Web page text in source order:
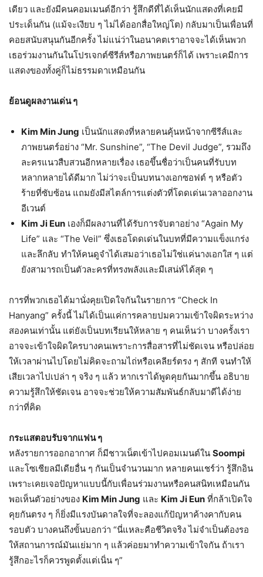
เดียว และยังมีคนคอมเมนต์อีกว่า รู้สึกดีที่ได้เห็นนักแสดงที่เคยมี
ประเด็นกัน (แม้จะเงียบ ๆ ไม่ได้ออกสื่อใหญ่โต) กลับมาเป็นเพื่อนที่
คอยสนับสนุนกันอีกครั้ง ไม่แน่ว่าในอนาคตเราอาจจะได้เห็นพวก
เธอร่วมงานกันในโปรเจกต์ซีรีส์หรือภาพยนตร์ก็ได้ เพราะเคมีการ
แสดงของทั้งคู่ก็ไม่ธรรมดาเหมือนกัน
ย้อนดูผลงานเด่น ๆ
Kim Min Jung เป็นนักแสดงที่หลายคนคุ้นหน้าจากซีรีส์และ
ภาพยนตร์อย่าง “Mr. Sunshine”, “The Devil Judge”, รวมถึง
ละครแนวสืบสวนอีกหลายเรื่อง เธอขึ้นชื่อว่าเป็นคนที่รับบท
หลากหลายได้ดีมาก ไม่ว่าจะเป็นบทนางเอกซอฟต์ ๆ หรือตัว
ร้ายที่ซับซ้อน แถมยังมีสไตล์การแต่งตัวที่โดดเด่นเวลาออกงาน
อีเวนต์
Kim Ji Eun เองก็มีผลงานที่ได้รับการจับตาอย่าง “Again My
Life” และ “The Veil” ซึ่งเธอโดดเด่นในบทที่มีความแข็งแกร่ง
และลึกลับ ทำให้คนดูจำได้เสมอว่าเธอไม่ใช่แค่นางเอกใส ๆ แต่
ยังสามารถเป็นตัวละครที่ทรงพลังและมีเสน่ห์ได้สุด ๆ
การที่พวกเธอได้มานั่งคุยเปิดใจกันในรายการ “Check In
Hanyang” ครั้งนี้ ไม่ได้เป็นแค่การคลายปมความเข้าใจผิดระหว่าง
สองคนเท่านั้น แต่ยังเป็นบทเรียนให้หลาย ๆ คนเห็นว่า บางครั้งเรา
อาจจะเข้าใจผิดใครบางคนเพราะการสื่อสารที่ไม่ชัดเจน หรือปล่อย
ให้เวลาผ่านไปโดยไม่คิดจะถามไถ่หรือเคลียร์ตรง ๆ สักที จนทำให้
เสียเวลาไปเปล่า ๆ จริง ๆ แล้ว หากเราได้พูดคุยกันมากขึ้น อธิบาย
ความรู้สึกให้ชัดเจน อาจจะช่วยให้ความสัมพันธ์กลับมาดีได้ง่าย
กว่าที่คิด
กระแสตอบรับจากแฟน ๆ
หลังรายการออกอากาศ ก็มีชาวเน็ตเข้าไปคอมเมนต์ใน Soompi
และโซเชียลมีเดียอื่น ๆ กันเป็นจำนวนมาก หลายคนแชร์ว่า รู้สึกอิน
เพราะเคยเจอปัญหาแบบนี้กับเพื่อนร่วมงานหรือคนสนิทเหมือนกัน
พอเห็นตัวอย่างของ Kim Min Jung และ Kim Ji Eun ที่กล้าเปิดใจ
คุยกันตรง ๆ ก็ยิ่งมีแรงบันดาลใจที่จะลองแก้ปัญหาค้างคากับคน
รอบตัว บางคนถึงขั้นบอกว่า “นี่แหละคือชีวิตจริง ไม่จำเป็นต้องรอ
ให้สถานการณ์มันแย่มาก ๆ แล้วค่อยมาทำความเข้าใจกัน ถ้าเรา
รู้สึกอะไรก็ควรพูดตั้งแต่เนิ่น ๆ”